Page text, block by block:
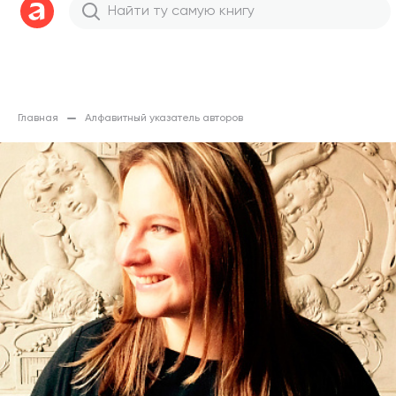
Главная Алфавитный указатель авторов